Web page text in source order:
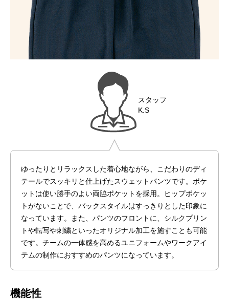
スタッフ
K.S
ゆったりとリラックスした着心地ながら、こだわりのディ
テールでスッキリと仕上げたスウェットパンツです。ポケ
ットは使い勝手のよい両脇ポケットを採用。ヒップポケッ
トがないことで、バックスタイルはすっきりとした印象に
なっています。また、パンツのフロントに、シルクプリン
トや転写や刺繍といったオリジナル加工を施すことも可能
です。チームの一体感を高めるユニフォームやワークアイ
テムの制作におすすめのパンツになっています。
機能性